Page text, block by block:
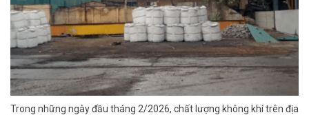
Trong những ngày đầu tháng 2/2026, chất lượng không khí trên địa